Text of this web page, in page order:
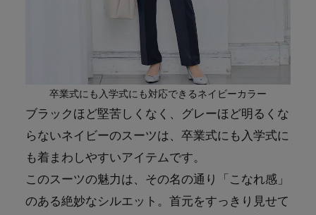
卒業式にも入学式にも対応できるネイビーカラー
ブラックほど堅苦しくなく、グレーほど明るくな
らないネイビーのスーツは、卒業式にも入学式に
も着まわしやすいアイテムです。
このスーツの魅力は、その名の通り「こなれ感」
のある絶妙なシルエット。首元をすっきり見せて